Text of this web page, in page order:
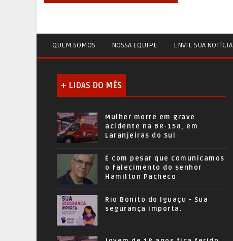
QUEM SOMOS NOSSA EQUIPE ENVIE SUA NOTÍCIA
+ LIDAS DO MÊS
Mulher morre em grave
acidente na BR-158, em
Laranjeiras do Sul
É com pesar que comunicamos
o falecimento do senhor
Hamilton Pacheco
Rio Bonito do Iguaçu - Sua
segurança importa.